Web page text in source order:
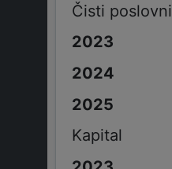
Čisti
Kapital